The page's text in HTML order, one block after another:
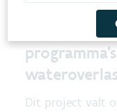
Blue Deal
Dit project valt